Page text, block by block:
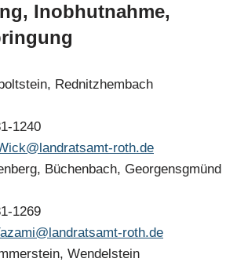
Inobhutnahme,
Rednitzhembach
1240
roth.de
Büchenbach, Georgensgmünd
1269
roth.de
Wendelstein